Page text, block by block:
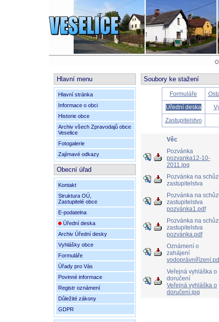
Hlavní menu
Hlavní stránka
Informace o obci
Historie obce
Archiv všech Zpravodajů obce
Veselice
Fotogalerie
Zajímavé odkazy
Obecní úřad
Kontakt
Struktura OÚ,
Zastupitelé obce
E-podatelna
Úřední deska
Archiv Úřední desky
Vyhlášky obce
Formuláře
Úřady pro Vás
Povinné informace
Registr oznámení
Důležité zákony
GDPR
Soubory ke stažení
Formuláře
Úřední deska
Zastupitelstvo
Věc
Pozvánka
pozvanka12-10-
2011.jpg
Pozvánka na
zastupitelstva
Pozvánka na
zastupitelstva
pozvánka1.pdf
Pozvánka na
zastupitelstva
pozvánka.pdf
Oznámení o
zahájení
Veřejná vyhláška o
doručení
Veřejná vyhláška o
doručení.jpg